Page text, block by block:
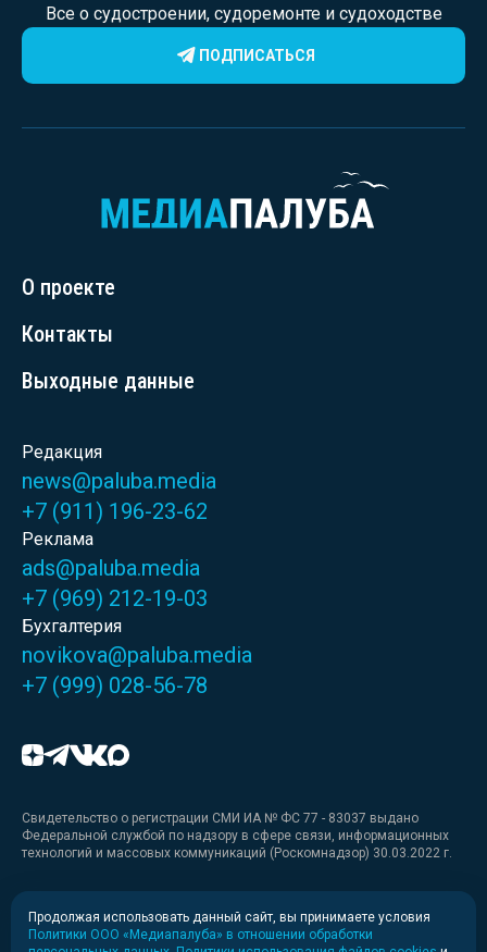
Все о судостроении, судоремонте и судоходстве
ПОДПИСАТЬСЯ
О проекте
Контакты
Выходные данные
Редакция
news@paluba.media
+7 (911) 196-23-62
Реклама
ads@paluba.media
+7 (969) 212-19-03
Бухгалтерия
novikova@paluba.media
+7 (999) 028-56-78
Свидетельство о регистрации СМИ ИА № ФС 77 - 83037 выдано
Федеральной службой по надзору в сфере связи, информационных
технологий и массовых коммуникаций (Роскомнадзор) 30.03.2022 г.
Медиакит
Медиакит для печати
Продолжая использовать данный сайт, вы принимаете условия
Политики ООО «Медиапалуба» в отношении обработки